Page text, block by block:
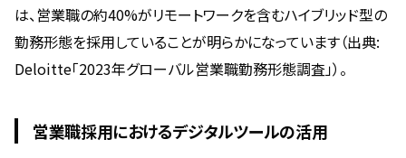
は、営業職の約40%がリモートワークを含むハイブリッド型の
勤務形態を採用していることが明らかになっています（出典:
Deloitte「2023年グローバル営業職勤務形態調査」）。
営業職採用におけるデジタルツールの活用